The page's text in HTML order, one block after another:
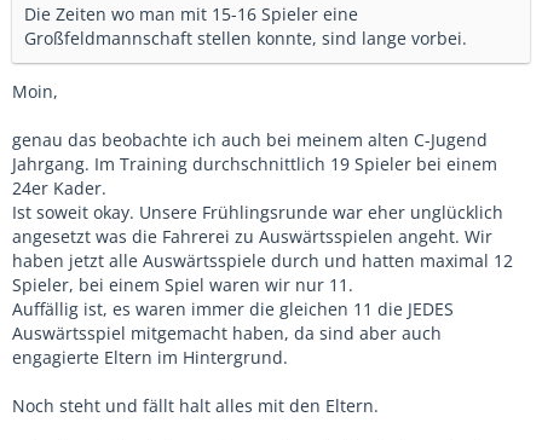
Die Zeiten wo man mit 15-16 Spieler eine
Großfeldmannschaft stellen konnte, sind lange vorbei.
Moin,
genau das beobachte ich auch bei meinem alten C-Jugend
Jahrgang. Im Training durchschnittlich 19 Spieler bei einem
24er Kader.
Ist soweit okay. Unsere Frühlingsrunde war eher unglücklich
angesetzt was die Fahrerei zu Auswärtsspielen angeht. Wir
haben jetzt alle Auswärtsspiele durch und hatten maximal 12
Spieler, bei einem Spiel waren wir nur 11.
Auffällig ist, es waren immer die gleichen 11 die JEDES
Auswärtsspiel mitgemacht haben, da sind aber auch
engagierte Eltern im Hintergrund.
Noch steht und fällt halt alles mit den Eltern.